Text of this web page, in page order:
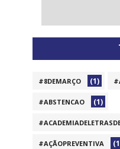
#8DEMARÇO (1)
#ABSTENCAO (1)
#AÇÃOPREVENTIVA